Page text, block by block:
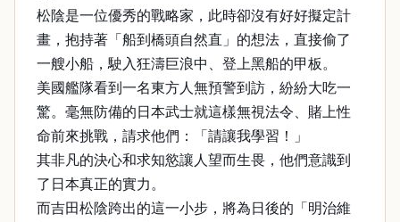
松陰是一位優秀的戰略家，此時卻沒有好好擬定計
畫，抱持著「船到橋頭自然直」的想法，直接偷了
一艘小船，駛入狂濤巨浪中、登上黑船的甲板。
美國艦隊看到一名東方人無預警到訪，紛紛大吃一
驚。毫無防備的日本武士就這樣無視法令、賭上性
命前來挑戰，請求他們：「請讓我學習！」
其非凡的決心和求知慾讓人望而生畏，他們意識到
了日本真正的實力。
而吉田松陰跨出的這一小步，將為日後的「明治維